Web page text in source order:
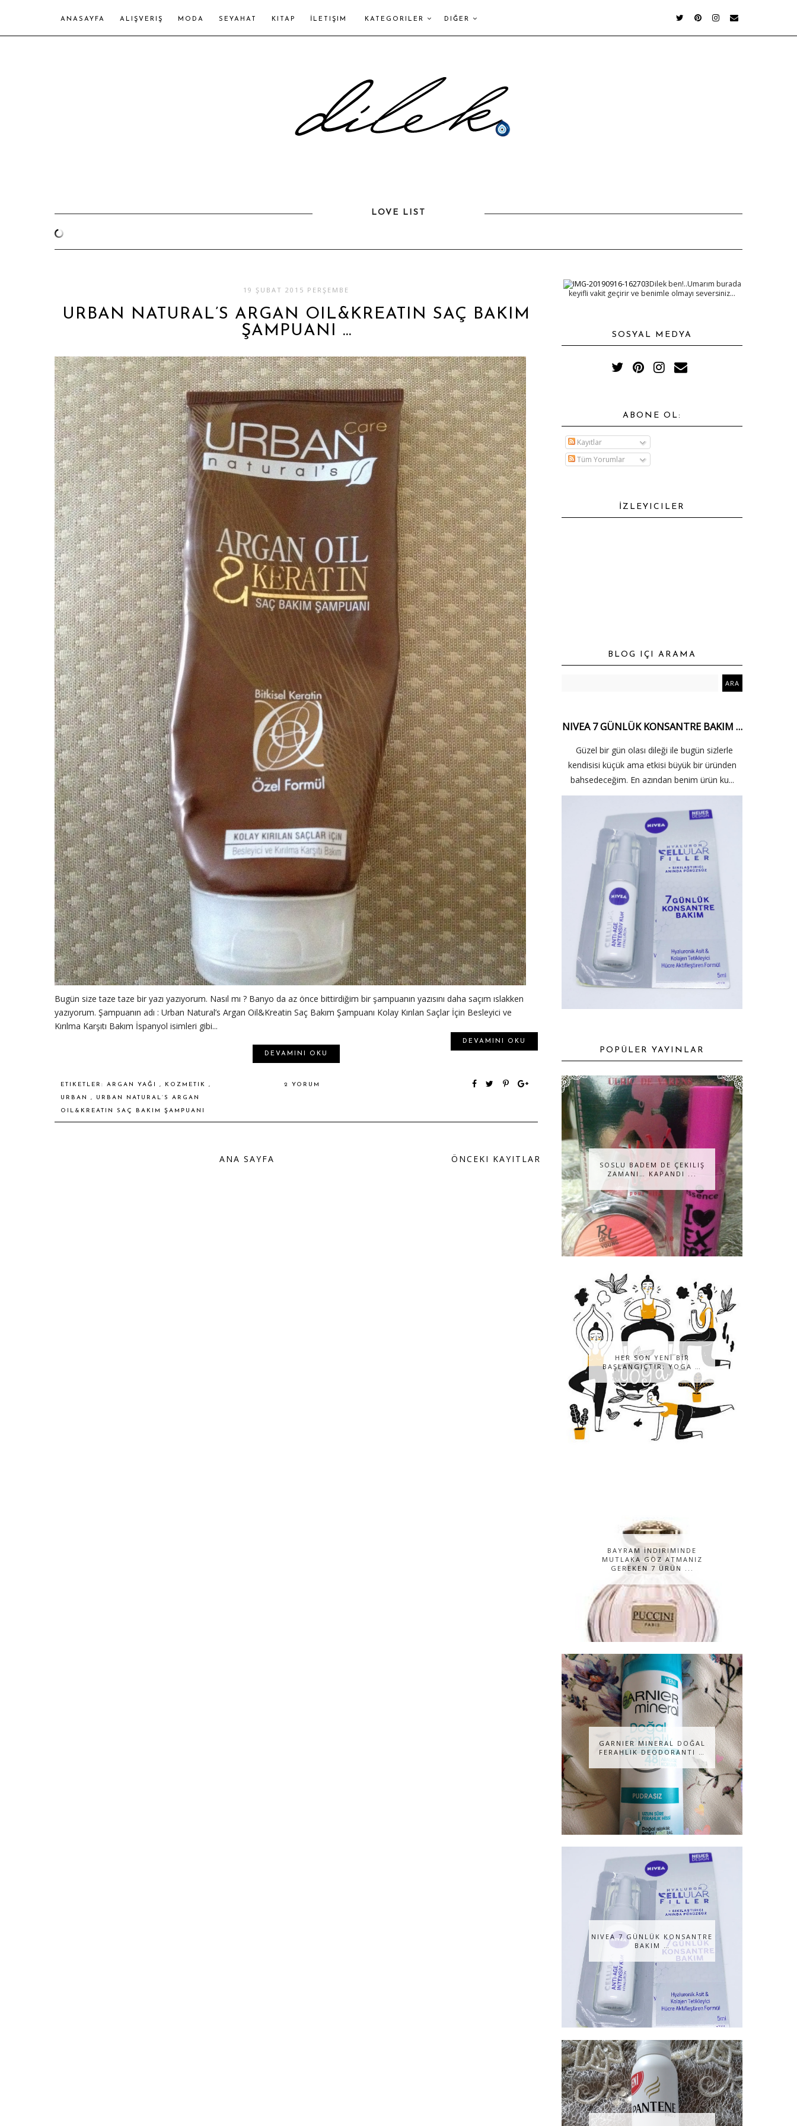
ANASAYFA ALIŞVERIŞ MODA SEYAHAT KITAP İLETIŞIM KATEGORILER DIĞER
LOVE LIST
19 ŞUBAT 2015 PERŞEMBE
URBAN NATURAL’S ARGAN OIL&KREATIN SAÇ BAKIM
ŞAMPUANI ...
Bugün size taze taze bir yazı yazıyorum. Nasıl mı ? Banyo da az önce bittirdiğim bir şampuanın yazısını daha saçım ıslakken
yazıyorum. Şampuanın adı : Urban Natural’s Argan Oil&Kreatin Saç Bakım Şampuanı Kolay Kırılan Saçlar İçin Besleyici ve
Kırılma Karşıtı Bakım İspanyol isimleri gibi...
DEVAMINI OKU
DEVAMINI OKU
ETIKETLER: ARGAN YAĞI , KOZMETIK ,
URBAN , URBAN NATURAL’S ARGAN
OIL&KREATIN SAÇ BAKIM ŞAMPUANI
2 YORUM
ÖNCEKI KAYITLAR
ANA SAYFA
Dilek ben!..Umarım burada
keyifli vakit geçirir ve benimle olmayı seversiniz...
SOSYAL MEDYA
ABONE OL:
Kayıtlar
Tüm Yorumlar
İZLEYICILER
BLOG IÇI ARAMA
NIVEA 7 GÜNLÜK KONSANTRE BAKIM …
Güzel bir gün olası dileği ile bugün sizlerle
kendisisi küçük ama etkisi büyük bir üründen
bahsedeceğim. En azından benim ürün ku...
POPÜLER YAYINLAR
SOSLU BADEM DE ÇEKILIŞ
ZAMANI… KAPANDI ...
HER SON YENİ BİR
BAŞLANGIÇTIR; YOGA …
BAYRAM İNDIRIMINDE
MUTLAKA GÖZ ATMANIZ
GEREKEN 7 ÜRÜN ...
GARNIER MINERAL DOĞAL
FERAHLIK DEODORANTI …
NIVEA 7 GÜNLÜK KONSANTRE
BAKIM …